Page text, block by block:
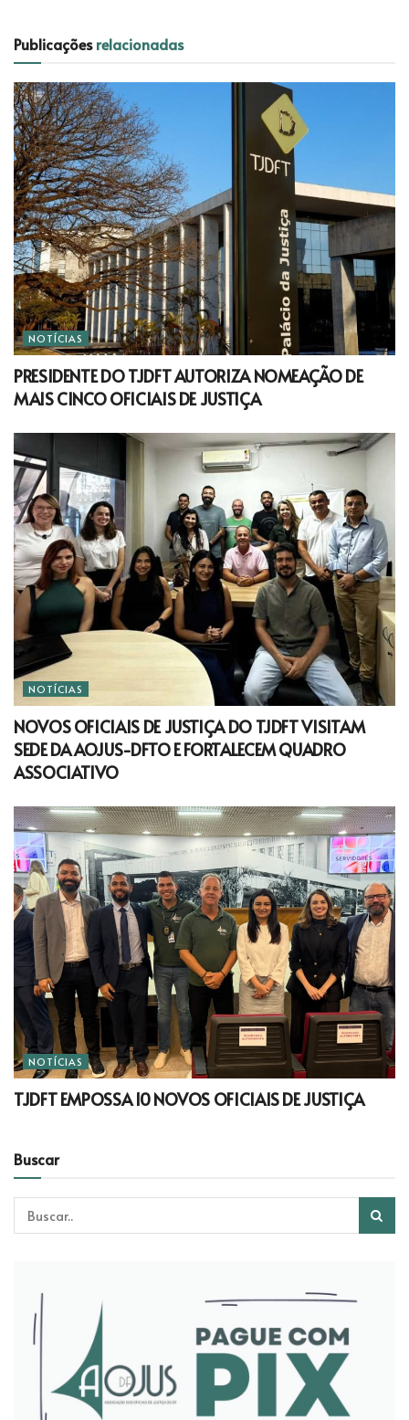
Publicaçõesrelacionadas
NOTÍCIAS
PRESIDENTE DO TJDFT AUTORIZA NOMEAÇÃO DE
MAIS CINCO OFICIAIS DE JUSTIÇA
NOTÍCIAS
NOVOS OFICIAIS DE JUSTIÇA DO TJDFT VISITAM
SEDE DA AOJUS-DFTO E FORTALECEM QUADRO
ASSOCIATIVO
NOTÍCIAS
TJDFT EMPOSSA 10 NOVOS OFICIAIS DE JUSTIÇA
Buscar